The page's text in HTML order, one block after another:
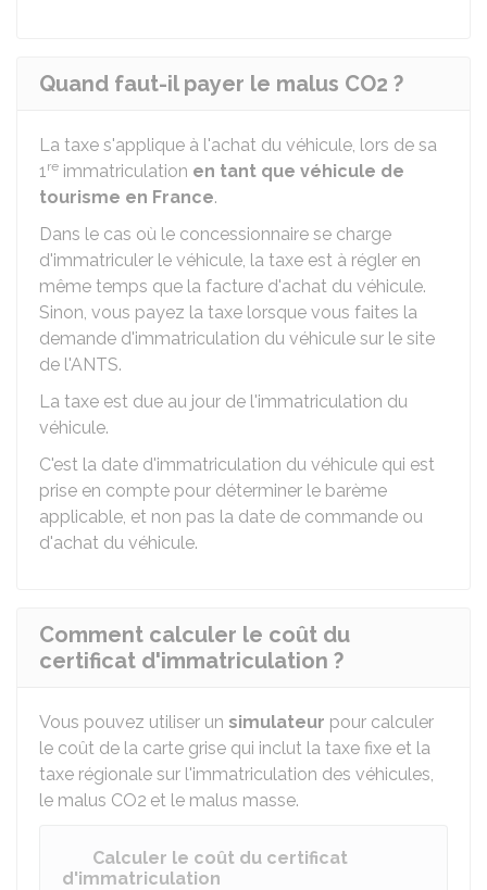
Quand faut-il payer le malus CO2 ?
La taxe s'applique à l'achat du véhicule, lors de sa
1re immatriculation en tant que véhicule de
tourisme en France.
Dans le cas où le concessionnaire se charge
d'immatriculer le véhicule, la taxe est à régler en
même temps que la facture d'achat du véhicule.
Sinon, vous payez la taxe lorsque vous faites la
demande d'immatriculation du véhicule sur le site
de l'ANTS.
La taxe est due au jour de l'immatriculation du
véhicule.
C'est la date d'immatriculation du véhicule qui est
prise en compte pour déterminer le barème
applicable, et non pas la date de commande ou
d'achat du véhicule.
Comment calculer le coût du
certificat d'immatriculation ?
Vous pouvez utiliser un simulateur pour calculer
le coût de la carte grise qui inclut la taxe fixe et la
taxe régionale sur l'immatriculation des véhicules,
le malus CO2 et le malus masse.
Calculer le coût du certificat
d'immatriculation